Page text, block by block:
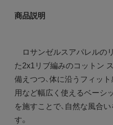
商品説明
ロサンゼルスアパレルのリ
た2x1リブ編みのコットン
備えつつ、体に沿うフィット
用など幅広く使えるベーシ
を施すことで、自然な風合
す。